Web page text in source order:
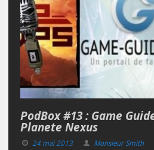
PodBox #13 : Game
Planete Nexus
24 mai 2013 Monsieur Smith